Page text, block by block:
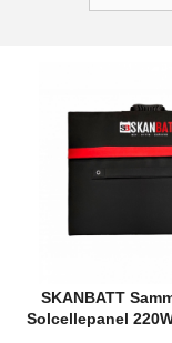
SKANBATT
Solcellepanel